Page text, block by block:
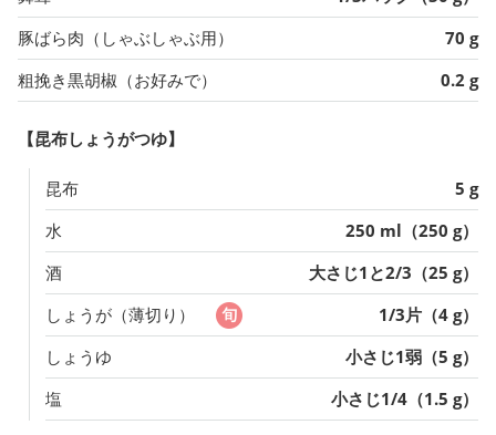
豚ばら肉（しゃぶしゃぶ用）
70 g
粗挽き黒胡椒（お好みで）
0.2 g
【昆布しょうがつゆ】
昆布
5 g
水
250 ml（250 g）
酒
大さじ1と2/3（25 g）
しょうが（薄切り）
1/3片（4 g）
しょうゆ
小さじ1弱（5 g）
塩
小さじ1/4（1.5 g）